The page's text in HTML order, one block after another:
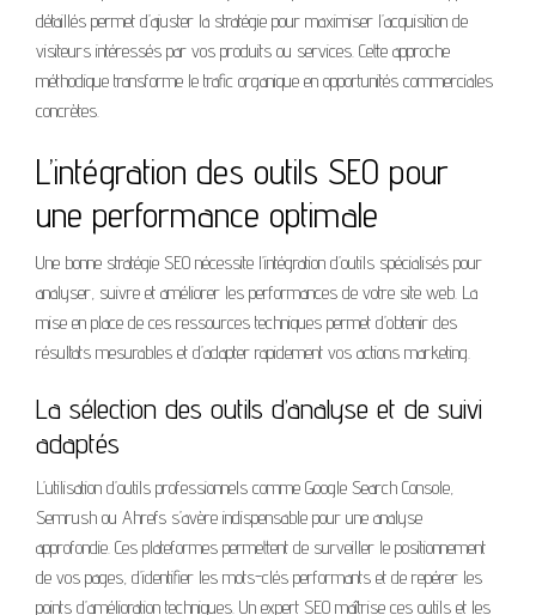
détaillés permet d’ajuster la stratégie pour maximiser l’acquisition de
visiteurs intéressés par vos produits ou services. Cette approche
méthodique transforme le trafic organique en opportunités commerciales
concrètes.
L’intégration des outils SEO pour
une performance optimale
Une bonne stratégie SEO nécessite l’intégration d’outils spécialisés pour
analyser, suivre et améliorer les performances de votre site web. La
mise en place de ces ressources techniques permet d’obtenir des
résultats mesurables et d’adapter rapidement vos actions marketing.
La sélection des outils d’analyse et de suivi
adaptés
L’utilisation d’outils professionnels comme Google Search Console,
Semrush ou Ahrefs s’avère indispensable pour une analyse
approfondie. Ces plateformes permettent de surveiller le positionnement
de vos pages, d’identifier les mots-clés performants et de repérer les
points d’amélioration techniques. Un expert SEO maîtrise ces outils et les